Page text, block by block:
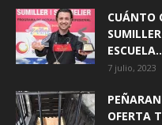
CUÁNTO
7 julio, 2023
OFERTA